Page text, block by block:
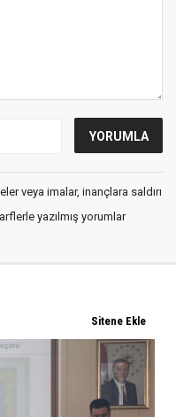
veya imalar, inançlara saldırı
yazılmış yorumlar